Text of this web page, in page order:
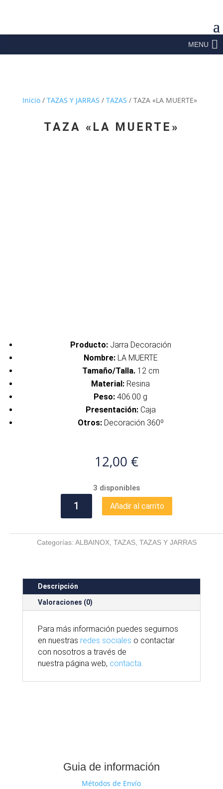
MENU
Inicio/ TAZAS Y JARRAS / TAZAS / TAZA «LA MUERTE»
TAZA «LA MUERTE»
Producto: Jarra Decoración
Nombre: LA MUERTE
Tamaño/Talla. 12 cm
Material: Resina
Peso: 406.00 g
Presentación: Caja
Otros: Decoración 360º
12,00 €
3 disponibles
cantidad
Añadir al carrito
Categorías: ALBAINOX, TAZAS, TAZAS Y JARRAS
Descripción
Valoraciones (0)
Para más información puedes seguirnos
en nuestras redes sociales o contactar
con nosotros a través de
nuestra página web, contacta.
Guia de información
Métodos de Envío